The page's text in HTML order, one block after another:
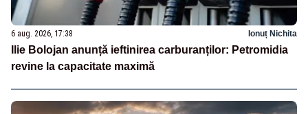
6 aug. 2026, 17:38 Ionuț Nichita
Ilie Bolojan anunță ieftinirea carburanților: Petromidia
revine la capacitate maximă